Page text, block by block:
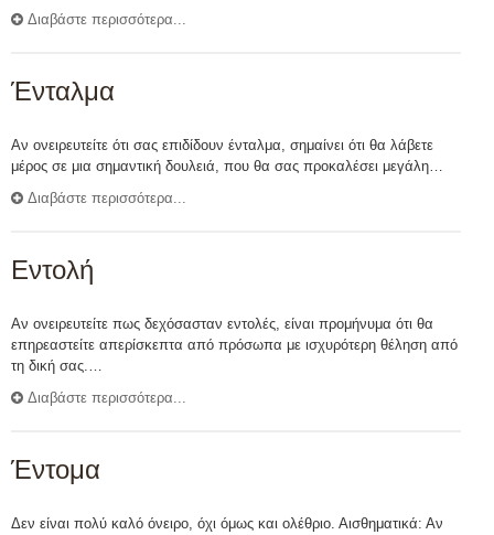
Διαβάστε περισσότερα...
Ένταλμα
Αν ονειρευτείτε ότι σας επιδίδουν ένταλμα, σημαίνει ότι θα λάβετε
μέρος σε μια σημαντική δουλειά, που θα σας προκαλέσει μεγάλη…
Διαβάστε περισσότερα...
Εντολή
Αν ονειρευτείτε πως δεχόσασταν εντολές, είναι προμήνυμα ότι θα
επηρεαστείτε απερίσκεπτα από πρόσωπα με ισχυρότερη θέληση από
τη δική σας.…
Διαβάστε περισσότερα...
Έντομα
Δεν είναι πολύ καλό όνειρο, όχι όμως και ολέθριο. Αισθηματικά: Αν